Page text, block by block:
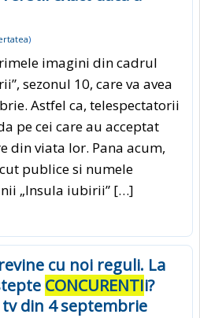
)
imagini din cadrul
sezonul 10, care va avea
Astfel ca, telespectatorii
pe cei care au acceptat
din viata lor. Pana acum,
publice si numele
„Insula iubirii” […]
cu noi reguli. La
CONCURENTIi?
din 4 septembrie